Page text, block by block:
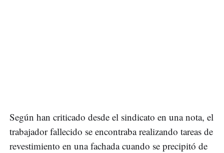
Según han criticado desde el sindicato en una nota, el
trabajador fallecido se encontraba realizando tareas de
revestimiento en una fachada cuando se precipitó de